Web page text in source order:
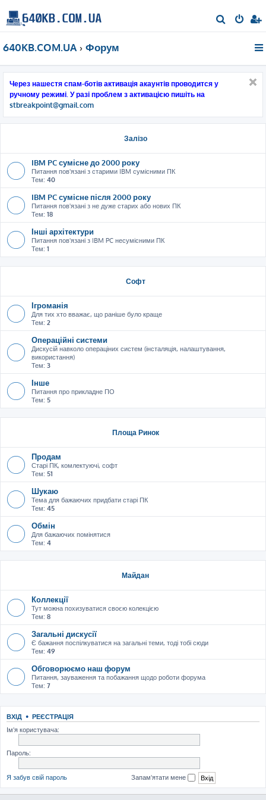
о
640KB.COM.UA Форум
Через нашестя спам-ботів активація акаунтів проводится у
ручному режимі. У разі проблем з активацією пишіть на
stbreakpoint@gmail.com
Залізо
IBM PC сумісне до 2000 року
Питання пов'язані з старими IBM сумісними ПК
Тем: 40
IBM PC сумісне після 2000 року
Питання пов'язані з не дуже старих або нових ПК
Тем: 18
Інші архітектури
Питання пов'язані з IBM PC несумісними ПК
Тем: 1
Софт
Ігроманія
Для тих хто вважає, що раніше було краще
Тем: 2
Операційні системи
Дискусій навколо операціних систем (інсталяція, налаштування,
використання)
Тем: 3
Інше
Питання про прикладне ПО
Тем: 5
Площа Ринок
Продам
Старі ПК, комлектуючі, софт
Тем: 51
Шукаю
Тема для бажаючих придбати старі ПК
Тем: 45
Обмін
Для бажаючих помінятися
Тем: 4
Майдан
Коллекції
Тут можна похизуватися своєю колекцією
Тем: 8
Загальні дискусії
Є бажання поспілкуватися на загальні теми, тоді тобі сюди
Тем: 49
Обговорюємо наш форум
Питання, зауваження та побажання щодо роботи форума
Тем: 7
ВХІД • РЕЄСТРАЦІЯ
Ім'я користувача:
Пароль:
Я забув свій пароль Запам'ятати мене